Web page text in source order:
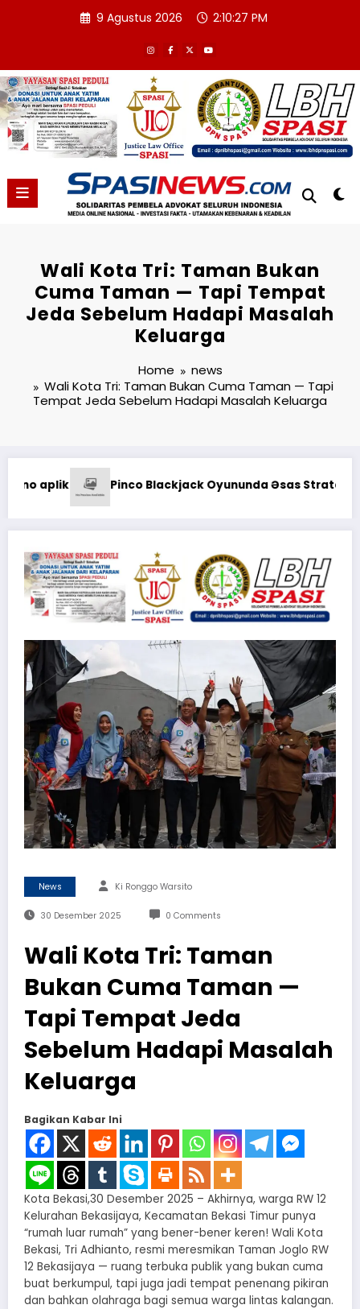
9 Agustus 2026 2:10:28 PM
Wali Kota Tri: Taman Bukan
Cuma Taman — Tapi Tempat
Jeda Sebelum Hadapi Masalah
Keluarga
Home
news
Wali Kota Tri: Taman Bukan Cuma Taman — Tapi
Tempat Jeda Sebelum Hadapi Masalah Keluarga
Strategiyalar: Şans və Bacarıq Balansı – BetAz
Kodaeral XII Gelar Ziarah
News Ki Ronggo Warsito
30 Desember 2025 0 Comments
Wali Kota Tri: Taman
Bukan Cuma Taman —
Tapi Tempat Jeda
Sebelum Hadapi Masalah
Keluarga
Bagikan Kabar Ini
Kota Bekasi,30 Desember 2025 – Akhirnya, warga RW 12
Kelurahan Bekasijaya, Kecamatan Bekasi Timur punya
“rumah luar rumah” yang bener-bener keren! Wali Kota
Bekasi, Tri Adhianto, resmi meresmikan Taman Joglo RW
12 Bekasijaya — ruang terbuka publik yang bukan cuma
buat berkumpul, tapi juga jadi tempat penenang pikiran
dan bahkan olahraga bagi semua warga lintas kalangan.